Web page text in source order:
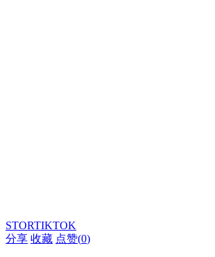
STORTIKTOK
分享 收藏 点赞(0)